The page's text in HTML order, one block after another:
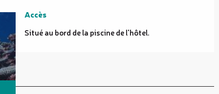
Accès
Accès
Situé au bord de la piscine de l'hôtel.